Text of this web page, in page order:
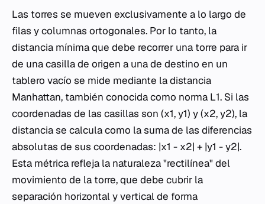
Las torres se mueven exclusivamente a lo largo de
filas y columnas ortogonales. Por lo tanto, la
distancia mínima que debe recorrer una torre para ir
de una casilla de origen a una de destino en un
tablero vacío se mide mediante la distancia
Manhattan, también conocida como norma L1. Si las
coordenadas de las casillas son (x1, y1) y (x2, y2), la
distancia se calcula como la suma de las diferencias
absolutas de sus coordenadas: |x1 - x2| + |y1 - y2|.
Esta métrica refleja la naturaleza "rectilínea" del
movimiento de la torre, que debe cubrir la
separación horizontal y vertical de forma